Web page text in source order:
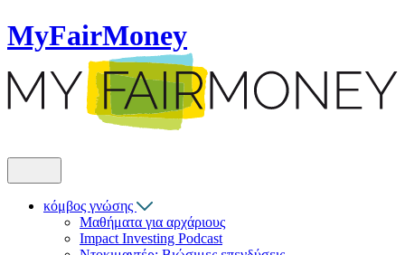
MyFairMoney
κόμβος γνώσης
Μαθήματα για αρχάριους
Impact Investing Podcast